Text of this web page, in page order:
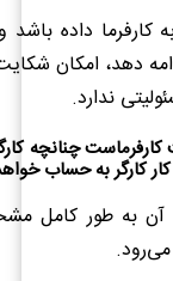
دهد، امکان شکایت
ندارد.
کارفرماست چنانچه
کارگر به حساب
آن به طور کامل